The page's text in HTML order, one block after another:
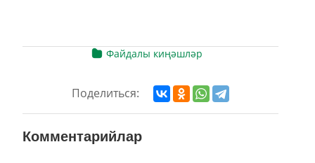
Файдалы киңәшләр
Поделиться:
Комментарийлар